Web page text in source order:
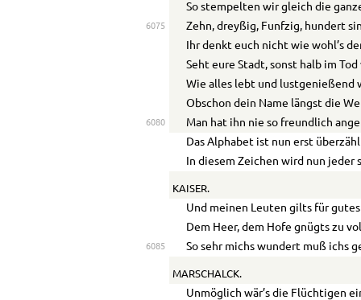
So stempelten wir gleich die
6075
Zehn, dreyßig, Funfzig, hundert
Ihr denkt euch nicht wie wohl’s
Seht eure Stadt, sonst halb im
Wie alles lebt und lustgenießend
Obschon dein Name längst die
6080
Man hat ihn nie so freundlich
Das Alphabet ist nun erst
In diesem Zeichen wird nun jeder
KAISER.
Und meinen Leuten gilts für gutes
Dem Heer, dem Hofe gnügts zu
6085 So sehr michs wundert muß ichs
MARSCHALCK.
Unmöglich wär’s die Flüchtigen